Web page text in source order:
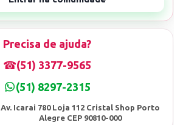
Precisa de ajuda?
☎(51) 3377-9565
(51) 8297-2315
Av. Icarai 780 Loja 112 Cristal Shop Porto
Alegre CEP 90810-000